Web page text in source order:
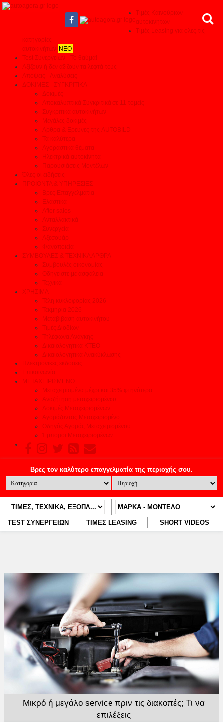
Τιμές Καινούριων
αυτοκινήτων
Τιμές Leasing για όλες τις
κατηγορίες
αυτοκινήτων ΝΕΟ
Test Συνεργείων - Το θαύμα!
Αξίζουν ή δεν αξίζουν τα λεφτά τους
Απόψεις - Αναλύσεις
ΔΟΚΙΜΕΣ - ΣΥΓΚΡΙΤΙΚΑ
Δοκιμές
Αποκαλυπτικά Συγκριτικά σε 11 τομείς
Συγκριτικά αυτοκινήτων
Μεγάλες δοκιμές
Αρθρα & Ερευνες της AUTOBILD
Τα καλύτερα
Αγοραστικά θέματα
Ηλεκτρικά αυτοκίνητα
Παρουσιάσεις Μοντέλων
Όλες οι ειδήσεις
ΠΡΟΙΟΝΤΑ & ΥΠΗΡΕΣΙΕΣ
Βρες Επαγγελματία
Ελαστικά
After sales
Ανταλλακτικά
Συνεργεία
Αξεσουάρ
Φανοποιεία
ΣΥΜΒΟΥΛΕΣ & ΤΕΧΝΙΚΑ ΑΡΘΡΑ
Συμβουλές οικονομίας
Οδηγείστε με ασφάλεια
Τεχνικά
ΧΡΗΣΙΜΑ
Τέλη κυκλοφορίας 2026
Τεκμήρια 2026
Μεταβίβαση αυτοκινήτου
Τιμές Διοδίων
Τηλέφωνα Ανάγκης
Δικαιολογητικά ΚΤΕΟ
Δικαιολογητικά Ανακύκλωσης
Ηλεκτρονικές εκδόσεις
Επικοινωνία
ΜΕΤΑΧΕΙΡΙΣΜΕΝΟ
Μεταχειρισμένα μέχρι και 35% φτηνότερα
Αναζήτηση μεταχειρισμένου
Δοκιμές Μεταχειρισμένων
Αγοράζοντας Μεταχειρισμένο
Οδηγός Αγοράς Μεταχειρισμένου
Έμποροι Μεταχειρισμένων
TEST ΣΥΝΕΡΓΕΙΩΝ ΤΙΜΕΣ LEASING SHORT VIDEOS
Μικρό ή μεγάλο service πριν τις διακοπές; Τι να
επιλέξεις